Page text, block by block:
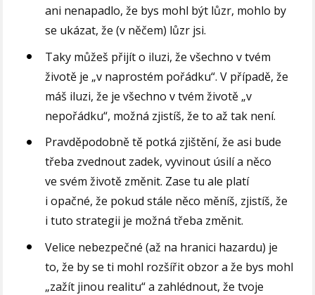
ani nenapadlo, že bys mohl být lůzr, mohlo by
se ukázat, že (v něčem) lůzr jsi.
Taky můžeš přijít o iluzi, že všechno v tvém
životě je „v naprostém pořádku“. V případě, že
máš iluzi, že je všechno v tvém životě „v
nepořádku“, možná zjistíš, že to až tak není.
Pravděpodobně tě potká zjištění, že asi bude
třeba zvednout zadek, vyvinout úsilí a něco
ve svém životě změnit. Zase tu ale platí
i opačné, že pokud stále něco měníš, zjistíš, že
i tuto strategii je možná třeba změnit.
Velice nebezpečné (až na hranici hazardu) je
to, že by se ti mohl rozšířit obzor a že bys mohl
„zažít jinou realitu“ a zahlédnout, že tvoje